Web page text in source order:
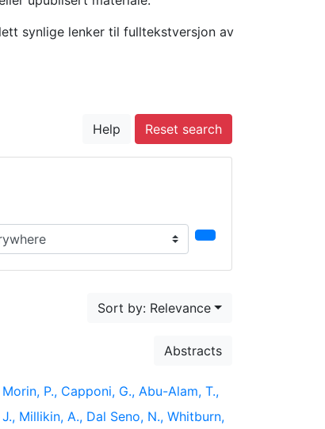
synlige lenker til fulltekstversjon av
Help Reset search
in...
Sort by: Relevance
Abstracts
P., Capponi, G., Abu-Alam, T.,
Millikin, A., Dal Seno, N., Whitburn,